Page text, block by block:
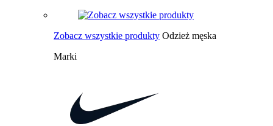
Zobacz wszystkie produkty Odzież męska
Marki